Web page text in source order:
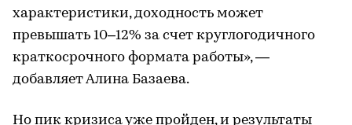
характеристики, доходность может
превышать 10–12% за счет круглогодичного
краткосрочного формата работы», —
добавляет Алина Базаева.
Но пик кризиса уже пройден, и результаты